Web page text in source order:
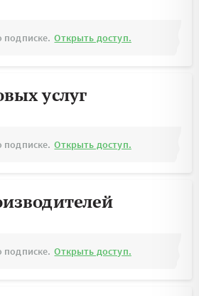
подписке. Открыть доступ.
услуг
подписке. Открыть доступ.
подписке. Открыть доступ.